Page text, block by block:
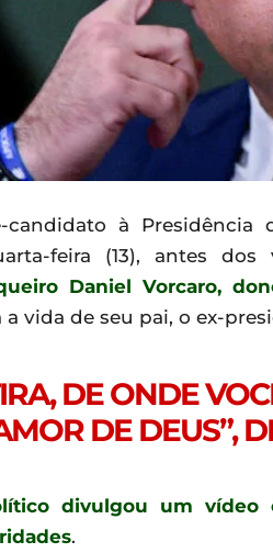
à Presidência
feira (13), antes dos
Daniel Vorcaro,
vida de seu pai, o ex-
DE ONDE
DE DEUS”,
divulgou um vídeo
.